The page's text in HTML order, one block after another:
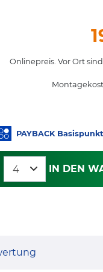
Onlinepreis. Vor Ort
PAYBACK
IN DEN